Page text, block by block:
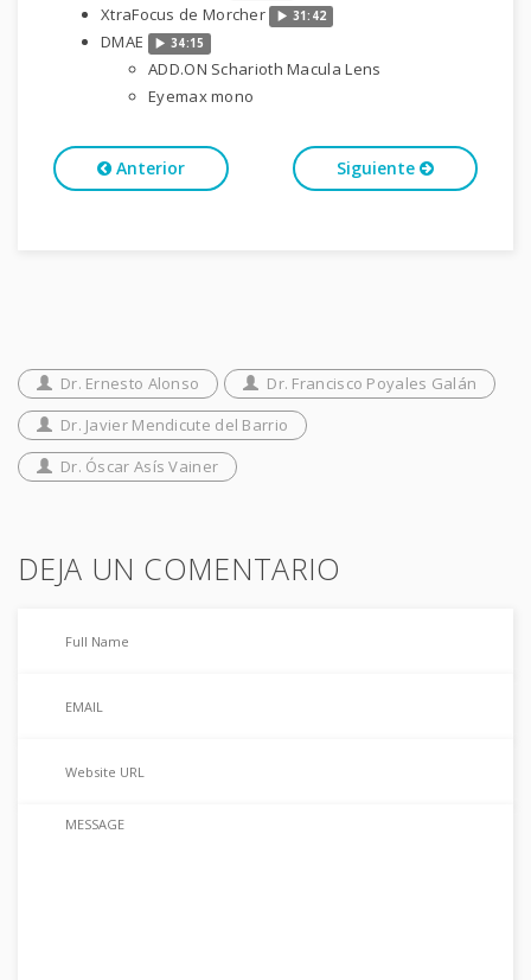
XtraFocus de Morcher 31:42
DMAE 34:15
ADD.ON Scharioth Macula Lens
Eyemax mono
Anterior Siguiente
Dr. Ernesto Alonso
Dr. Francisco Poyales Galán
Dr. Javier Mendicute del Barrio
Dr. Óscar Asís Vainer
DEJA UN COMENTARIO